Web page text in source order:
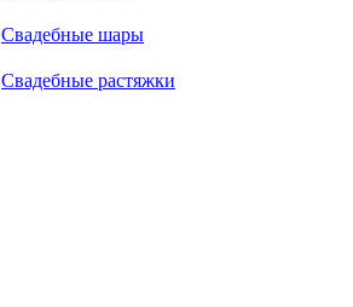
Свадебные шары
Свадебные растяжки